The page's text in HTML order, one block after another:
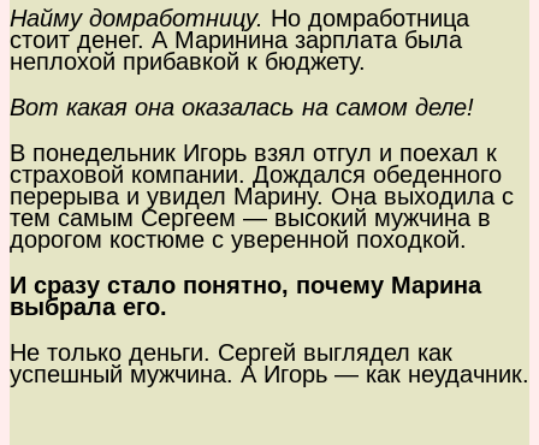
Найму домработницу. Но домработница
стоит денег. А Маринина зарплата была
неплохой прибавкой к бюджету.
Вот какая она оказалась на самом деле!
В понедельник Игорь взял отгул и поехал к
страховой компании. Дождался обеденного
перерыва и увидел Марину. Она выходила с
тем самым Сергеем — высокий мужчина в
дорогом костюме с уверенной походкой.
И сразу стало понятно, почему Марина
выбрала его.
Не только деньги. Сергей выглядел как
успешный мужчина. А Игорь — как неудачник.